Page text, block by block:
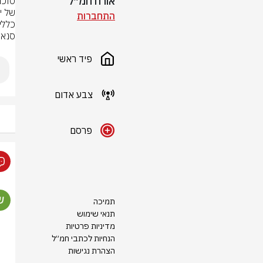
התחברות
פיד ראשי
צבע אדום
פרסם
תמיכה
תנאי שימוש
מדיניות פרטיות
הנחיות לכתבי חמ״ל
הצהרת נגישות